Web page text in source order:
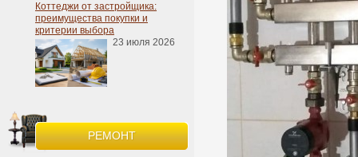
Коттеджи от застройщика:
преимущества покупки и
критерии выбора
23 июля 2026
РЕМОНТ